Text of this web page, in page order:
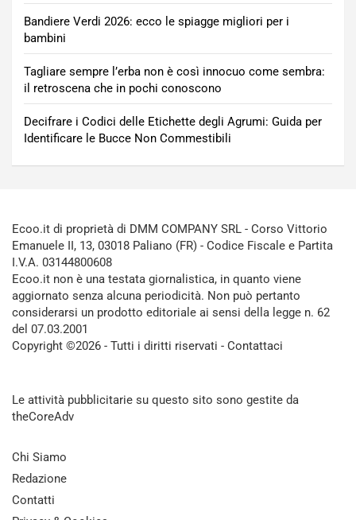
Bandiere Verdi 2026: ecco le spiagge migliori per i
bambini
Tagliare sempre l’erba non è così innocuo come sembra:
il retroscena che in pochi conoscono
Decifrare i Codici delle Etichette degli Agrumi: Guida per
Identificare le Bucce Non Commestibili
Ecoo.it di proprietà di DMM COMPANY SRL - Corso Vittorio
Emanuele II, 13, 03018 Paliano (FR) - Codice Fiscale e Partita
I.V.A. 03144800608
Ecoo.it non è una testata giornalistica, in quanto viene
aggiornato senza alcuna periodicità. Non può pertanto
considerarsi un prodotto editoriale ai sensi della legge n. 62
del 07.03.2001
Copyright ©2026 - Tutti i diritti riservati - Contattaci
Le attività pubblicitarie su questo sito sono gestite da
theCoreAdv
Chi Siamo
Redazione
Contatti